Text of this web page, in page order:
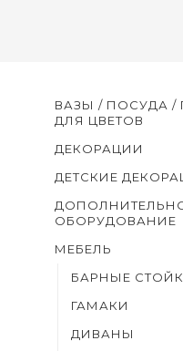
ВАЗЫ / ПОСУДА /
ДЛЯ ЦВЕТОВ
ДЕКОРАЦИИ
ДЕТСКИЕ
ОБОРУДОВАНИЕ
МЕБЕЛЬ
БАРНЫЕ
ГАМАКИ
ДИВАНЫ